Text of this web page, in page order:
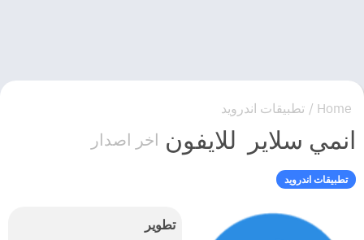
Home
/ تطبيقات اندرويد
انمي سلاير للايفون اخر اصدار
تطبيقات اندرويد
تطوير